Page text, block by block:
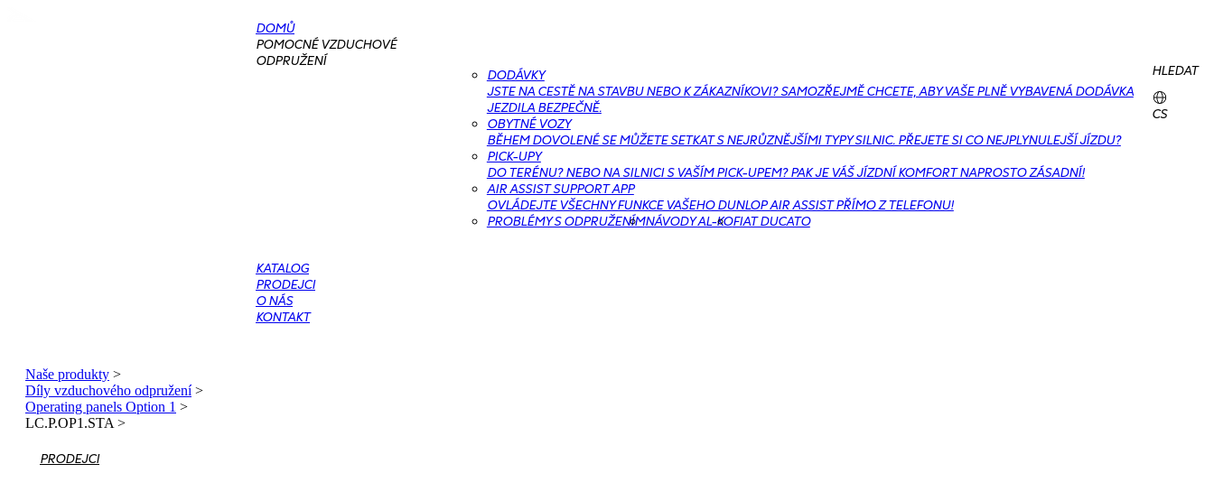
DOMŮ
POMOCNÉ VZDUCHOVÉ
ODPRUŽENÍ
DODÁVKY
JSTE NA CESTĚ NA STAVBU NEBO K ZÁKAZNÍKOVI? SAMOZŘEJMĚ CHCETE, ABY VAŠE PLNĚ VYBAVENÁ DODÁVKA
JEZDILA BEZPEČNĚ.
OBYTNÉ VOZY
BĚHEM DOVOLENÉ SE MŮŽETE SETKAT S NEJRŮZNĚJŠÍMI TYPY SILNIC. PŘEJETE SI CO NEJPLYNULEJŠÍ JÍZDU?
PICK-UPY
DO TERÉNU? NEBO NA SILNICI S VAŠÍM PICK-UPEM? PAK JE VÁŠ JÍZDNÍ KOMFORT NAPROSTO ZÁSADNÍ!
AIR ASSIST SUPPORT APP
OVLÁDEJTE VŠECHNY FUNKCE VAŠEHO DUNLOP AIR ASSIST PŘÍMO Z TELEFONU!
PROBLÉMY S ODPRUŽENÍMNÁVODY AL-KOFIAT DUCATO
KATALOG
PRODEJCI
O NÁS
KONTAKT
HLEDAT
CS
Naše produkty >
Díly vzduchového odpružení>
Operating panels Option 1 >
LC.P.OP1.STA >
PRODEJCI